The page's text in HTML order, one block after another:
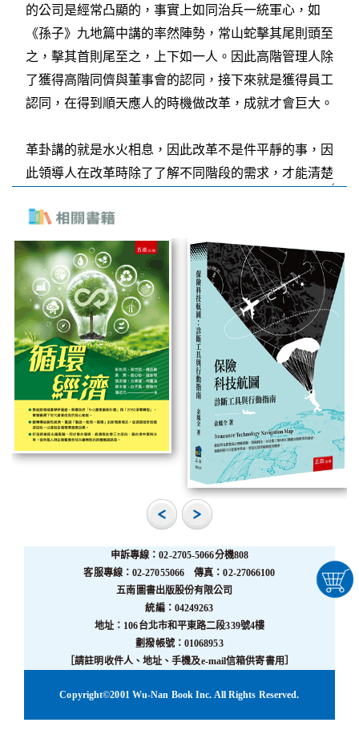
申訴專線：02-2705-5066分機808
客服專線：02-27055066 傳真：02-27066100
五南圖書出版股份有限公司
統編：04249263
地址：106台北市和平東路二段339號4樓
劃撥帳號：01068953
［請註明收件人、地址、手機及e-mail信箱供寄書用］
Copyright©2001 Wu-Nan Book Inc. All Rights Reserved.